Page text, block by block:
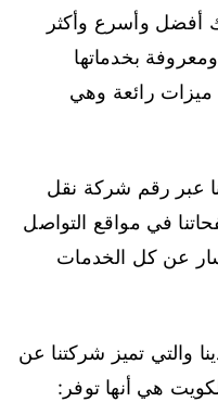
أفضل وأسرع وأكثر
بخدماتها
ميزات رائعة وهي
عبر رقم شركة نقل
في مواقع التواصل
عن كل الخدمات
والتي تميز شركتنا عن
هي أنها توفر: